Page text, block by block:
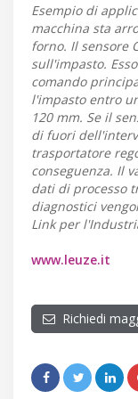
Esempio di
macchina sta
forno. Il sensore
sull'impasto.
comando
l'impasto entro
120 mm. Se il
di fuori
trasportatore
conseguenza. Il
dati di processo
diagnostici
Link per
www.leuze.it
Richiedi